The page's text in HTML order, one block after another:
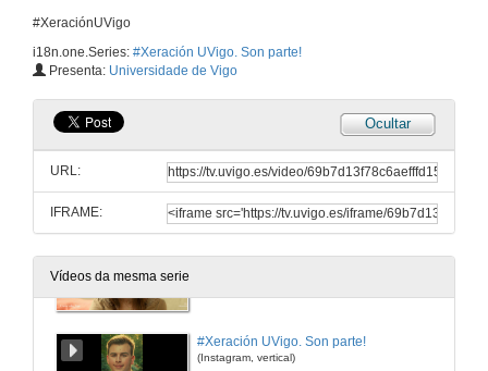
#XeraciónUVigo
i18n.one.Series: #Xeración UVigo. Son parte!
Presenta: Universidade de Vigo
Ocultar
URL:
IFRAME:
Vídeos da mesma serie
#Xeración UVigo. Son parte!
Subtítulos en galego
(Twitch, 30sec)
6 de xuño de 2025
#Xeración UVigo. Son parte!
(Instagram, vertical)